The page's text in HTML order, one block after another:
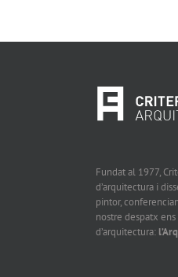
Fundat al 1977,
d’arquitectura i
pintor,
nostre despatx
d’arquitectura: